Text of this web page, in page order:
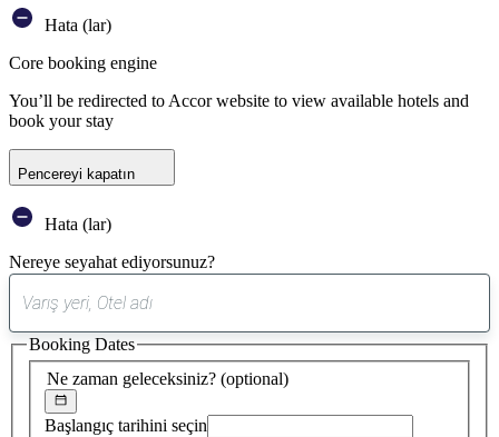
Hata (lar)
Core booking engine
You’ll be redirected to Accor website to view available hotels and
book your stay
Pencereyi kapatın
Hata (lar)
Nereye seyahat ediyorsunuz?
öneri
bulundu
Ne zaman geleceksiniz? (optional)
Başlangıç tarihini seçin
Booking Dates